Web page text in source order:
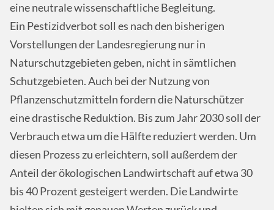
eine neutrale wissenschaftliche Begleitung.
Ein Pestizidverbot soll es nach den bisherigen
Vorstellungen der Landesregierung nur in
Naturschutzgebieten geben, nicht in sämtlichen
Schutzgebieten. Auch bei der Nutzung von
Pflanzenschutzmitteln fordern die Naturschützer
eine drastische Reduktion. Bis zum Jahr 2030 soll der
Verbrauch etwa um die Hälfte reduziert werden. Um
diesen Prozess zu erleichtern, soll außerdem der
Anteil der ökologischen Landwirtschaft auf etwa 30
bis 40 Prozent gesteigert werden. Die Landwirte